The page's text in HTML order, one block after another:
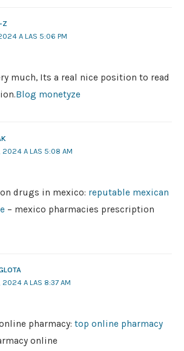
Z
A LAS 5:06 PM
much, Its a real nice position to read
Blog monetyze
2024 A LAS 5:08 AM
drugs in mexico: reputable mexican
– mexico pharmacies prescription
2024 A LAS 8:37 AM
pharmacy: top online pharmacy
online